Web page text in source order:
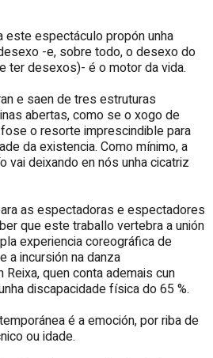
este espectáculo propón unha
-e, sobre todo, o desexo do
ter desexos)- é o motor da vida.
e saen de tres estruturas
abertas, como se o xogo de
o resorte imprescindible para
da existencia. Como mínimo, a
deixando en nós unha cicatriz
as espectadoras e espectadores
que este traballo vertebra a unión
experiencia coreográfica de
a incursión na danza
quen conta ademais cun
discapacidade física do 65 %.
é a emoción, por riba de
ou idade.